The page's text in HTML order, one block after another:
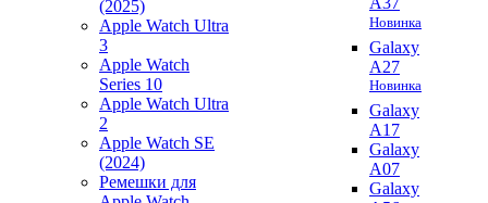
(2025)
Apple Watch Ultra
3
Apple Watch
Series 10
Apple Watch Ultra
2
Apple Watch SE
(2024)
Ремешки для
Новинка
Galaxy
A27
Новинка
Galaxy
A17
Galaxy
A07
Galaxy